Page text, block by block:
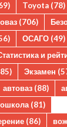
Toyota (78)
(706)
ОСАГО (49)
и
Экзамен
автоваз (88)
(81)
(86)